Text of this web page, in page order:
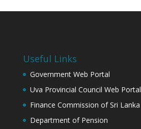
Useful Links
Government Web Portal
Uva Provincial Council Web Portal
Finance Commission of Sri Lanka
Department of Pension